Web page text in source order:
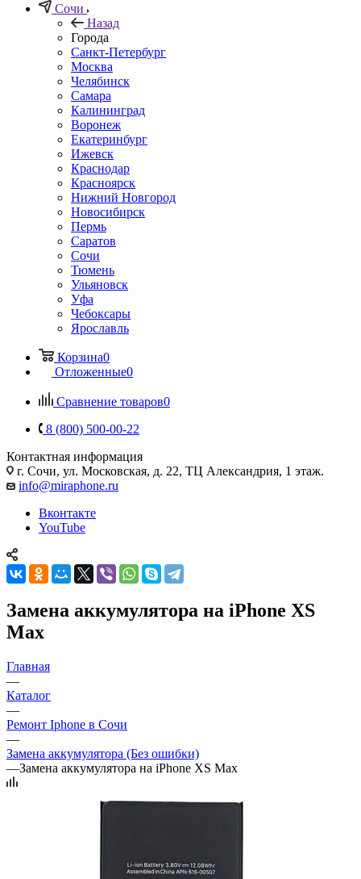
Сочи
Назад
Города
Санкт-Петербург
Москва
Челябинск
Самара
Калининград
Воронеж
Екатеринбург
Ижевск
Краснодар
Красноярск
Нижний Новгород
Новосибирск
Пермь
Саратов
Сочи
Тюмень
Ульяновск
Уфа
Чебоксары
Ярославль
Корзина0
Отложенные0
Сравнение товаров0
8 (800) 500-00-22
Контактная информация
г. Сочи, ул. Московская, д. 22, ТЦ Александрия, 1 этаж.
info@miraphone.ru
Вконтакте
YouTube
Замена аккумулятора на iPhone XS
Max
Главная
—
Каталог
—
Ремонт Iphone в Сочи
—
Замена аккумулятора (Без ошибки)
—Замена аккумулятора на iPhone XS Max